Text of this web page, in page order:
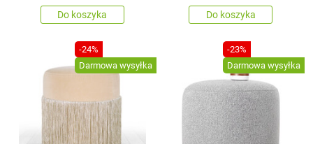
Do koszyka Do koszyka
-24%
Darmowa wysyłka
-23%
Darmowa wysyłka